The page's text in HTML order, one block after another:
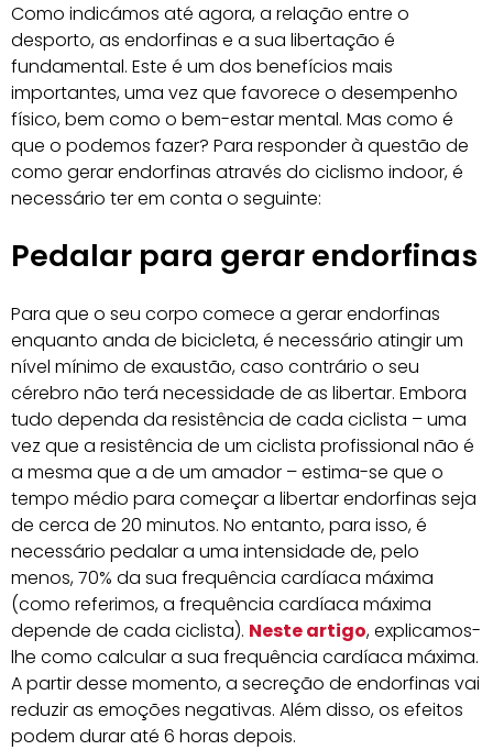
Como indicámos até agora, a relação entre o
desporto, as endorfinas e a sua libertação é
fundamental. Este é um dos benefícios mais
importantes, uma vez que favorece o desempenho
físico, bem como o bem-estar mental. Mas como é
que o podemos fazer? Para responder à questão de
como gerar endorfinas através do ciclismo indoor, é
necessário ter em conta o seguinte:
Pedalar para gerar endorfinas
Para que o seu corpo comece a gerar endorfinas
enquanto anda de bicicleta, é necessário atingir um
nível mínimo de exaustão, caso contrário o seu
cérebro não terá necessidade de as libertar. Embora
tudo dependa da resistência de cada ciclista – uma
vez que a resistência de um ciclista profissional não é
a mesma que a de um amador – estima-se que o
tempo médio para começar a libertar endorfinas seja
de cerca de 20 minutos. No entanto, para isso, é
necessário pedalar a uma intensidade de, pelo
menos, 70% da sua frequência cardíaca máxima
(como referimos, a frequência cardíaca máxima
depende de cada ciclista). Neste artigo, explicamos-
lhe como calcular a sua frequência cardíaca máxima.
A partir desse momento, a secreção de endorfinas vai
reduzir as emoções negativas. Além disso, os efeitos
podem durar até 6 horas depois.